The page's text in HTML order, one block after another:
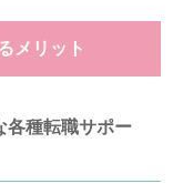
メリット
各種転職サポー